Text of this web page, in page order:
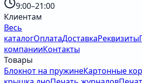
9:00–21:00
Клиентам
Весь
каталогОплатаДоставкаРеквизиты
компанииКонтакты
Товары
Блокнот на пружинеКартонные